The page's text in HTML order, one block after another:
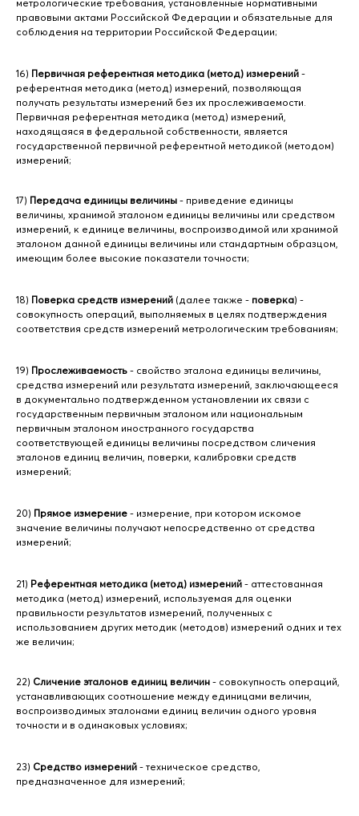
метрологические требования, установленные нормативными
правовыми актами Российской Федерации и обязательные для
соблюдения на территории Российской Федерации;
16) Первичная референтная методика (метод) измерений -
референтная методика (метод) измерений, позволяющая
получать результаты измерений без их прослеживаемости.
Первичная референтная методика (метод) измерений,
находящаяся в федеральной собственности, является
государственной первичной референтной методикой (методом)
измерений;
17) Передача единицы величины - приведение единицы
величины, хранимой эталоном единицы величины или средством
измерений, к единице величины, воспроизводимой или хранимой
эталоном данной единицы величины или стандартным образцом,
имеющим более высокие показатели точности;
18) Поверка средств измерений (далее также - поверка) -
совокупность операций, выполняемых в целях подтверждения
соответствия средств измерений метрологическим требованиям;
19) Прослеживаемость - свойство эталона единицы величины,
средства измерений или результата измерений, заключающееся
в документально подтвержденном установлении их связи с
государственным первичным эталоном или национальным
первичным эталоном иностранного государства
соответствующей единицы величины посредством сличения
эталонов единиц величин, поверки, калибровки средств
измерений;
20) Прямое измерение - измерение, при котором искомое
значение величины получают непосредственно от средства
измерений;
21) Референтная методика (метод) измерений - аттестованная
методика (метод) измерений, используемая для оценки
правильности результатов измерений, полученных с
использованием других методик (методов) измерений одних и тех
же величин;
22) Сличение эталонов единиц величин - совокупность операций,
устанавливающих соотношение между единицами величин,
воспроизводимых эталонами единиц величин одного уровня
точности и в одинаковых условиях;
23) Средство измерений - техническое средство,
предназначенное для измерений;